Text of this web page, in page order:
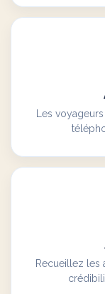
Les
Recueillez les